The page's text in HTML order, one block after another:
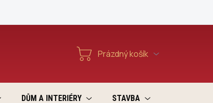
Nákupní
Prázdný košík
DŮM A INTERIÉRY STAVBA